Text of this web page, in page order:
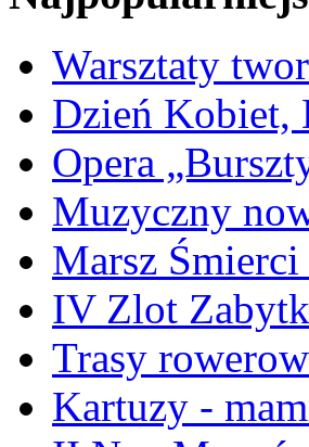
Warsztaty
Dzień Kobiet,
Opera
Muzyczny
Marsz
IV Zlot
Trasy
Kartuzy -